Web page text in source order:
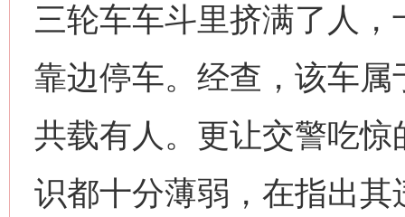
三轮车车斗里挤满了人
靠边停车。经查，该车
共载有人。更让交警吃
识都十分薄弱，在指出其